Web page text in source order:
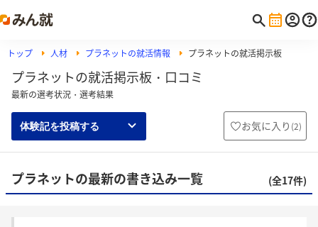
トップ 人材 プラネットの就活情報 プラネットの就活掲示板
プラネットの就活掲示板・口コミ
最新の選考状況・選考結果
体験記を投稿する お気に入り (2)
プラネットの最新の書き込み一覧 (全17件)